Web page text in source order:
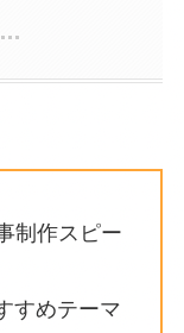
制作スピー
すめテーマ